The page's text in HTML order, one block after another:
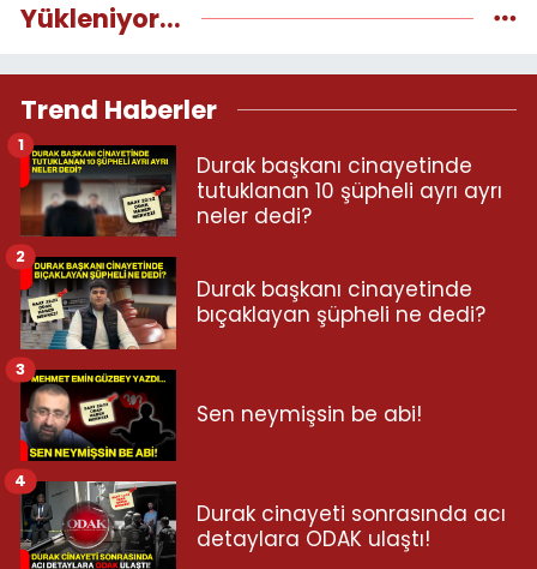
Yükleniyor...
Trend Haberler
Durak başkanı cinayetinde
tutuklanan 10 şüpheli ayrı ayrı
neler dedi?
1
Durak başkanı cinayetinde
bıçaklayan şüpheli ne dedi?
2
Sen neymişsin be abi!
3
Durak cinayeti sonrasında acı
detaylara ODAK ulaştı!
4